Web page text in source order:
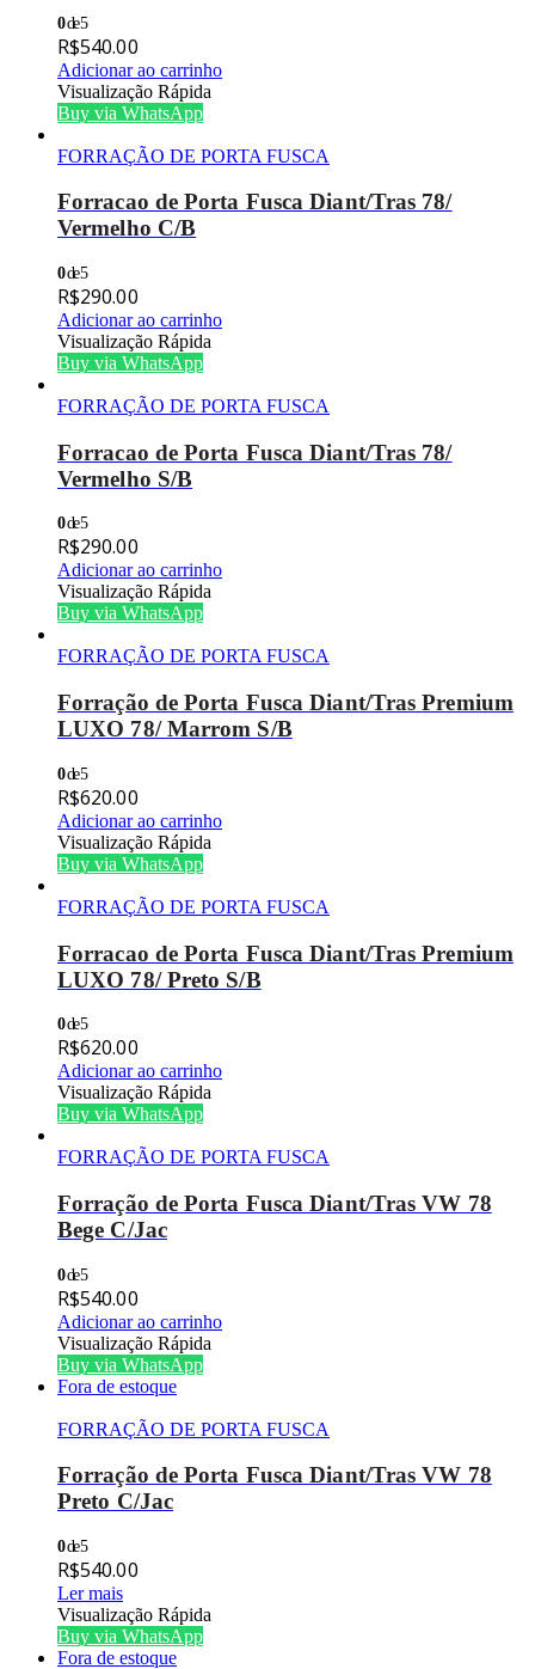
0de 5
R$540.00
Adicionar ao carrinho
Visualização Rápida
Buy via WhatsApp
FORRAÇÃO DE PORTA FUSCA
Forracao de Porta Fusca Diant/Tras 78/
Vermelho C/B
0de 5
R$290.00
Adicionar ao carrinho
Visualização Rápida
Buy via WhatsApp
FORRAÇÃO DE PORTA FUSCA
Forracao de Porta Fusca Diant/Tras 78/
Vermelho S/B
0de 5
R$290.00
Adicionar ao carrinho
Visualização Rápida
Buy via WhatsApp
FORRAÇÃO DE PORTA FUSCA
Forração de Porta Fusca Diant/Tras Premium
LUXO 78/ Marrom S/B
0de 5
R$620.00
Adicionar ao carrinho
Visualização Rápida
Buy via WhatsApp
FORRAÇÃO DE PORTA FUSCA
Forracao de Porta Fusca Diant/Tras Premium
LUXO 78/ Preto S/B
0de 5
R$620.00
Adicionar ao carrinho
Visualização Rápida
Buy via WhatsApp
FORRAÇÃO DE PORTA FUSCA
Forração de Porta Fusca Diant/Tras VW 78
Bege C/Jac
0de 5
R$540.00
Adicionar ao carrinho
Visualização Rápida
Buy via WhatsApp
Fora de estoque
FORRAÇÃO DE PORTA FUSCA
Forração de Porta Fusca Diant/Tras VW 78
Preto C/Jac
0de 5
R$540.00
Ler mais
Visualização Rápida
Buy via WhatsApp
Fora de estoque